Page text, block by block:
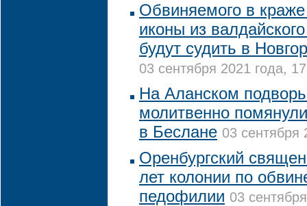
Обвиняемого в краже
иконы из
будут судить в
03 сентября 2021 года,
На Аланском
молитвенно
в Беслане 03 сентября
Оренбургский
лет колонии по
педофилии 03